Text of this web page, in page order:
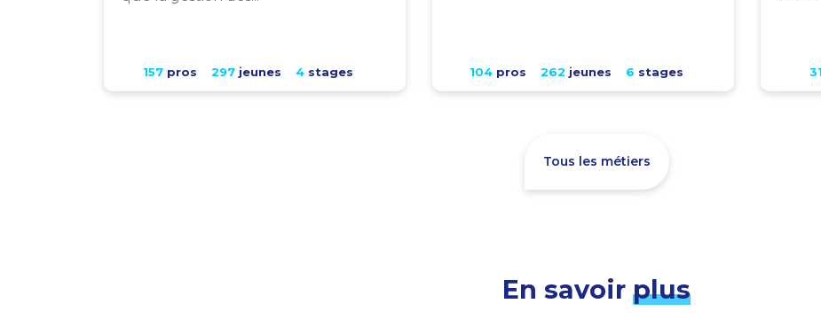
157pros 297jeunes 4stages 104pros 262 jeunes 6 stages 31
Tous les métiers
En savoir plus